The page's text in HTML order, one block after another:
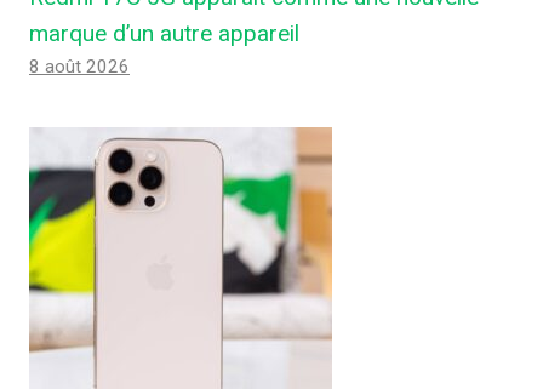
marque d’un autre appareil
8 août 2026